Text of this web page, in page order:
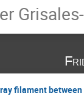
filament